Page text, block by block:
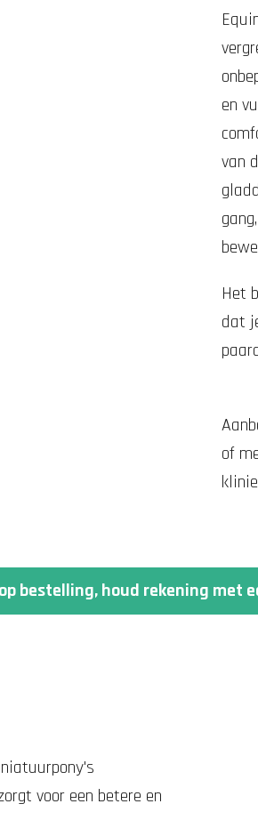
en
van
Het
dat
of
bestelling, houd rekening met
voor een betere en